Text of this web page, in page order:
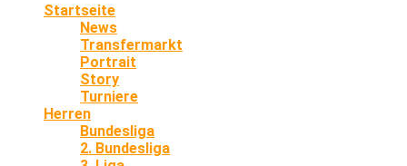
Startseite
News
Transfermarkt
Portrait
Story
Turniere
Herren
Bundesliga
2. Bundesliga